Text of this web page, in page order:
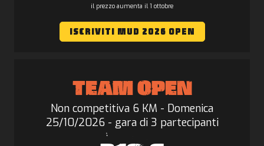
il prezzo aumenta il 1 ottobre
ISCRIVITI MUD 2026 OPEN
TEAM OPEN
Non competitiva 6 KM - Domenica
25/10/2026 - gara di 3 partecipanti